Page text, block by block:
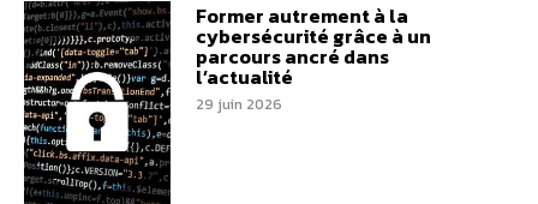
Former autrement à la
cybersécurité grâce à un
parcours ancré dans
l’actualité
29 juin 2026